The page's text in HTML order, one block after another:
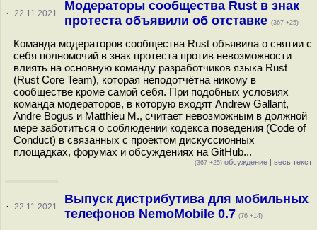
· 22.11.2021
Модераторы сообщества Rust в знак
протеста объявили об отставке (367 +25)
Команда модераторов сообщества Rust объявила о снятии с
себя полномочий в знак протеста против невозможности
влиять на основную команду разработчиков языка Rust
(Rust Core Team), которая неподотчётна никому в
сообществе кроме самой себя. При подобных условиях
команда модераторов, в которую входят Andrew Gallant,
Andre Bogus и Matthieu M., считает невозможным в должной
мере заботиться о соблюдении кодекса поведения (Code of
Conduct) в связанных с проектом дискуссионных
площадках, форумах и обсуждениях на GitHub...
(367 +25) обсуждение | весь текст
· 22.11.2021
Выпуск дистрибутива для мобильных
телефонов NemoMobile 0.7 (76 +14)